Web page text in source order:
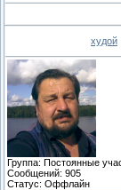
худой
Группа: Постоянные
Сообщений: 905
Статус: Оффлайн